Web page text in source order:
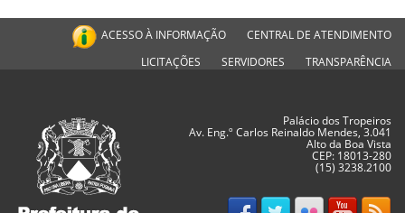
ACESSO À INFORMAÇÃO
CENTRAL DE ATENDIMENTO
LICITAÇÕES
SERVIDORES TRANSPARÊNCIA
Palácio dos Tropeiros
Av. Eng.º Carlos Reinaldo Mendes, 3.041
Alto da Boa Vista
CEP: 18013-280
(15) 3238.2100